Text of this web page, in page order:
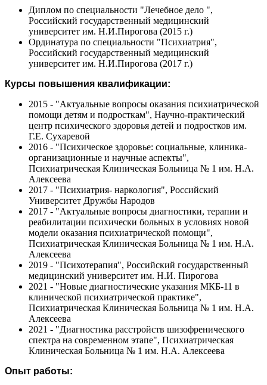
Диплом по специальности "Лечебное дело ",
Российский государственный медицинский
университет им. Н.И.Пирогова (2015 г.)
Ординатура по специальности "Психиатрия",
Российский государственный медицинский
университет им. Н.И.Пирогова (2017 г.)
Курсы повышения квалификации:
2015 - "Актуальные вопросы оказания психиатрической
помощи детям и подросткам", Научно-практический
центр психического здоровья детей и подростков им.
Г.Е. Сухаревой
2016 - "Психическое здоровье: социальные, клиника-
организационные и научные аспекты",
Психиатрическая Клиническая Больница № 1 им. Н.А.
Алексеева
2017 - "Психиатрия- наркология", Российский
Университет Дружбы Народов
2017 - "Актуальные вопросы диагностики, терапии и
реабилитации психически больных в условиях новой
модели оказания психиатрической помощи",
Психиатрическая Клиническая Больница № 1 им. Н.А.
Алексеева
2019 - "Психотерапия", Российский государственный
медицинский университет им. Н.И. Пирогова
2021 - "Новые диагностические указания МКБ-11 в
клинической психиатрической практике",
Психиатрическая Клиническая Больница № 1 им. Н.А.
Алексеева
2021 - "Диагностика расстройств шизофренического
спектра на современном этапе", Психиатрическая
Клиническая Больница № 1 им. Н.А. Алексеева
Опыт работы: